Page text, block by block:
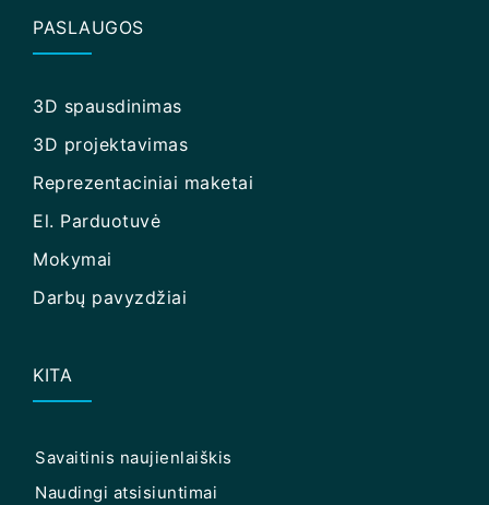
PASLAUGOS
3D spausdinimas
3D projektavimas
Reprezentaciniai maketai
El. Parduotuvė
Mokymai
Darbų pavyzdžiai
KITA
Savaitinis naujienlaiškis
Naudingi atsisiuntimai